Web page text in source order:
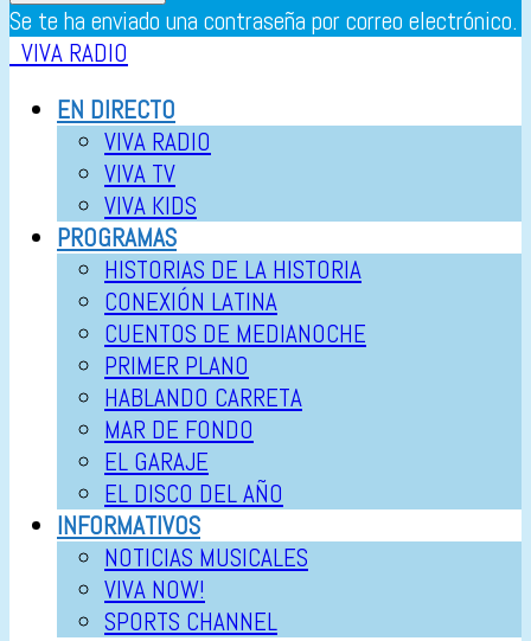
Se te ha enviado una contraseña por correo electrónico.
VIVA RADIO
EN DIRECTO
VIVA RADIO
VIVA TV
VIVA KIDS
PROGRAMAS
HISTORIAS DE LA HISTORIA
CONEXIÓN LATINA
CUENTOS DE MEDIANOCHE
PRIMER PLANO
HABLANDO CARRETA
MAR DE FONDO
EL GARAJE
EL DISCO DEL AÑO
INFORMATIVOS
NOTICIAS MUSICALES
VIVA NOW!
SPORTS CHANNEL